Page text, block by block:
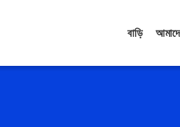
বাড়ি